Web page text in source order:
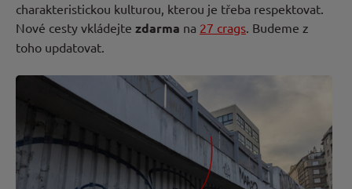
charakteristickou kulturou, kterou je třeba respektovat.
Nové cesty vkládejte zdarma na 27 crags. Budeme z
toho updatovat.